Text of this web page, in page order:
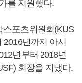
를 지원했다.
스포츠위원회(KUS
년까지 아시
년부터 2018년
회장을 지냈다.